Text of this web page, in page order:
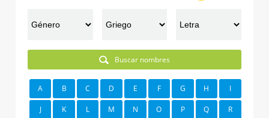
Buscar nombres
A B C D E F G H I
J K L M N O P Q R